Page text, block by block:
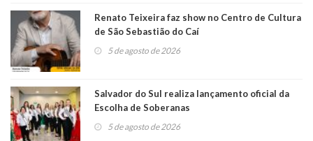
Renato Teixeira faz show no Centro de Cultura
de São Sebastião do Caí
5 de agosto de 2026
Salvador do Sul realiza lançamento oficial da
Escolha de Soberanas
5 de agosto de 2026